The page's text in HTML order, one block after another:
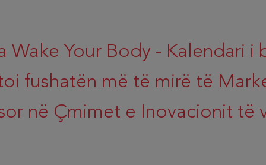
Wake Your Body - Kalendari i
fushatën më të mirë të
në Çmimet e Inovacionit të